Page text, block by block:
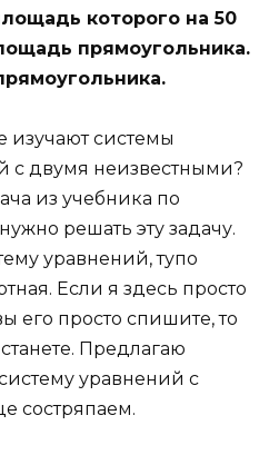
которого на 50
прямоугольника.
изучают системы
с двумя неизвестными?
из учебника по
решать эту задачу.
уравнений, тупо
Если я здесь просто
его просто спишите, то
Предлагаю
уравнений с
состряпаем.